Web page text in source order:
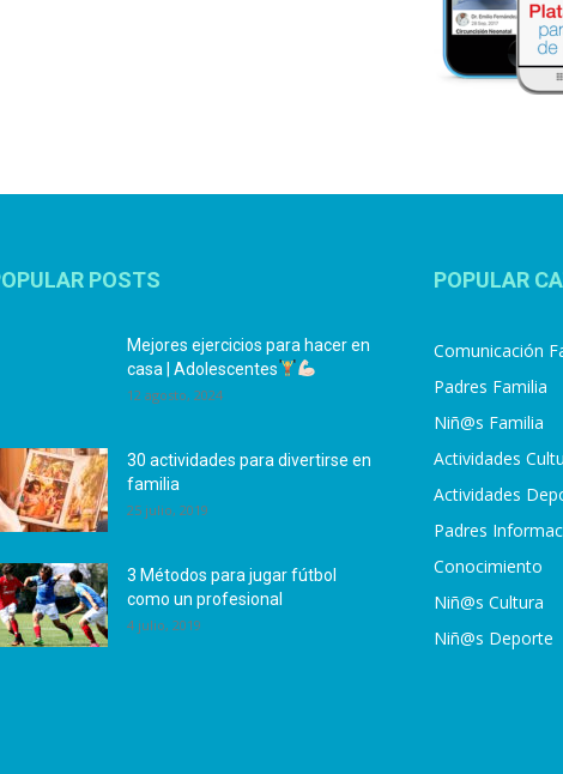
POSTS
Mejores ejercicios para hacer en
casa | Adolescentes
12 agosto, 2024
30 actividades para divertirse en
familia
25 julio, 2019
3 Métodos para jugar fútbol
como un profesional
4 julio, 2019
POPULAR
Comunicación
Padres Familia
Niñ@s Familia
Actividades
Actividades
Padres
Conocimiento
Niñ@s Cultura
Niñ@s Deporte